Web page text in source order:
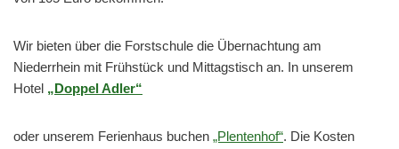
Wir bieten über die Forstschule die Übernachtung am
Niederrhein mit Frühstück und Mittagstisch an. In unserem
Hotel „Doppel Adler“
oder unserem Ferienhaus buchen „Plentenhof“. Die Kosten